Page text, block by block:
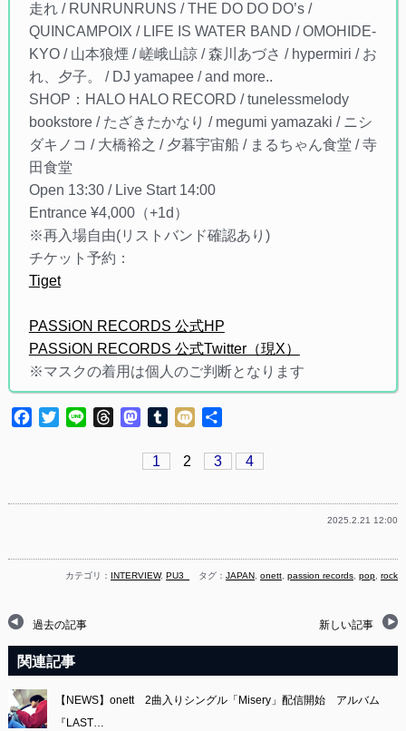
走れ / RUNRUNRUNS / THE DO DO DO’s /
QUINCAMPOIX / LIFE IS WATER BAND / OMOHIDE-
KYO / 山本狼煙 / 嵯峨山諒 / 森川あづさ / hypermiri / お
れ、夕子。 / DJ yamapee / and more..
SHOP：HALO HALO RECORD / tunelessmelody
bookstore / たざきたかなり / megumi yamazaki / ニシ
ダキノコ / 大橋裕之 / 夕暮宇宙船 / まるちゃん食堂 / 寺
田食堂
Open 13:30 / Live Start 14:00
Entrance ¥4,000（+1d）
※再入場自由(リストバンド確認あり)
チケット予約：
Tiget
PASSiON RECORDS 公式HP
PASSiON RECORDS 公式Twitter（現X）
※マスクの着用は個人のご判断となります
Facebook
TwitterLine ThreadsMastodon
Tumblr
Mixi
1
2 3 4
2025.2.21 12:00
カテゴリ： INTERVIEW,PU3_ タグ：JAPAN ,onett ,passion records ,pop ,rock
過去の記事 新しい記事
関連記事
【NEWS】onett 2曲入りシングル「Misery」配信開始 アルバム
『LAST…